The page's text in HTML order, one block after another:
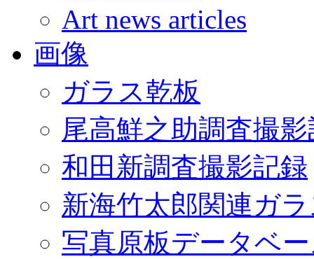
Art news articles
画像
ガラス乾板
尾高鮮之助調査撮
和田新調査撮影記録
新海竹太郎関連ガ
写真原板データベ